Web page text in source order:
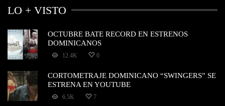
LO + VISTO
OCTUBRE BATE RECORD EN ESTRENOS
DOMINICANOS
12.4K 0
CORTOMETRAJE DOMINICANO “SWINGERS” SE
ESTRENA EN YOUTUBE
6.5K 7